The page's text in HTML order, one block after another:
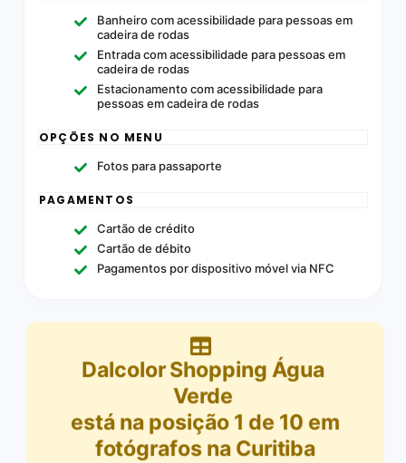
Banheiro com acessibilidade para pessoas em
cadeira de rodas
Entrada com acessibilidade para pessoas em
cadeira de rodas
Estacionamento com acessibilidade para
pessoas em cadeira de rodas
OPÇÕES NO MENU
Fotos para passaporte
PAGAMENTOS
Cartão de crédito
Cartão de débito
Pagamentos por dispositivo móvel via NFC
Dalcolor Shopping Água
Verde
está na posição 1 de 10 em
fotógrafos na Curitiba